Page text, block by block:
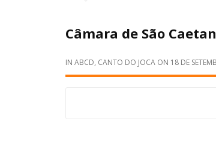
Câmara de São
IN ABCD, CANTO DO JOCA ON 18 DE